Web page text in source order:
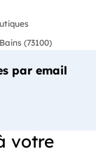
(73100)
par email
votre